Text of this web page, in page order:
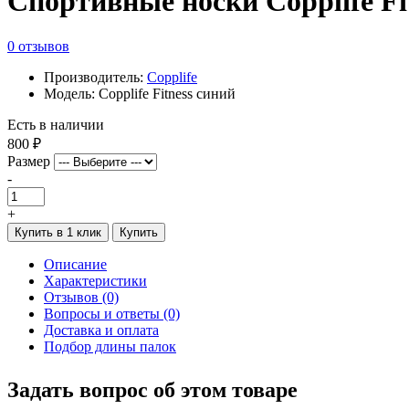
0 отзывов
Производитель: Copplife
Модель: Copplife Fitness синий
Есть в наличии
800 ₽
Размер
-
+
Купить в 1 клик Купить
Описание
Характеристики
Отзывов (0)
Вопросы и ответы (0)
Доставка и оплата
Подбор длины палок
Задать вопрос об этом товаре